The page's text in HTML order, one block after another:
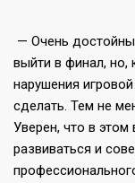
— Очень
выйти в финал, но,
нарушения
сделать. Тем не
Уверен, что в
развиваться и